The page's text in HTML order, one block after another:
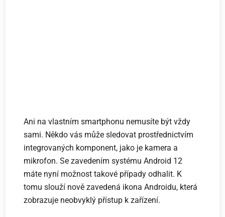
Ani na vlastním smartphonu nemusíte být vždy
sami. Někdo vás může sledovat prostřednictvím
integrovaných komponent, jako je kamera a
mikrofon. Se zavedením systému Android 12
máte nyní možnost takové případy odhalit. K
tomu slouží nově zavedená ikona Androidu, která
zobrazuje neobvyklý přístup k zařízení.